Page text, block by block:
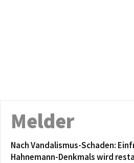
Melder
Nach Vandalismus-Schaden:
Hahnemann-Denkmals wird